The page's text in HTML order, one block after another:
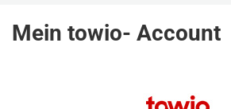
Mein towio- Account